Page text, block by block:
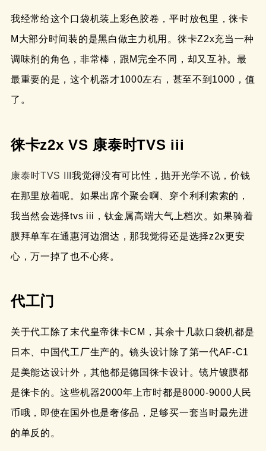
我经常给这个口袋机装上彩色胶卷，平时放包里，徕卡
M大部分时间装的是黑白做主力机用。徕卡Z2x充当一种
调味剂的角色，非常棒，跟M完全不同，却又互补。最
最重要的是，这个机器才1000左右，甚至不到1000，值
了。
徕卡z2x VS 康泰时TVS iii
康泰时TVS III 我觉得没有可比性，抛开光学不说，价钱
在那里放着呢。如果出席个聚会啊、穿个利利索索的，
我当然会选择tvs iii，钛金属高端大气上档次。如果骑着
膜拜单车在通惠河边溜达，那我觉得还是选择z2x更安
心，万一掉了也不心疼。
代工门
关于代工除了末代皇帝徕卡CM，其余十几款口袋机都是
日本、中国代工厂生产的。镜头设计除了第一代AF-C1
是美能达设计外，其他都是德国徕卡设计。镜片镀膜都
是徕卡的。这些机器2000年上市时都是8000-9000人民
币哦，即使在国外也是奢侈品，足够买一套当时最先进
的单反的。